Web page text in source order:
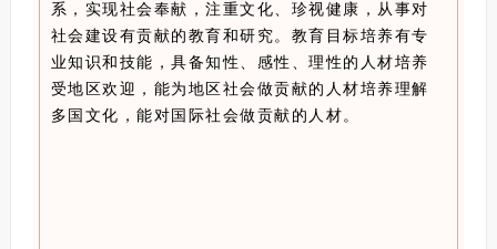
系，实现社会奉献，注重文化、珍视健康，从事对
社会建设有贡献的教育和研究。教育目标培养有专
业知识和技能，具备知性、感性、理性的人材培养
受地区欢迎，能为地区社会做贡献的人材培养理解
多国文化，能对国际社会做贡献的人材。